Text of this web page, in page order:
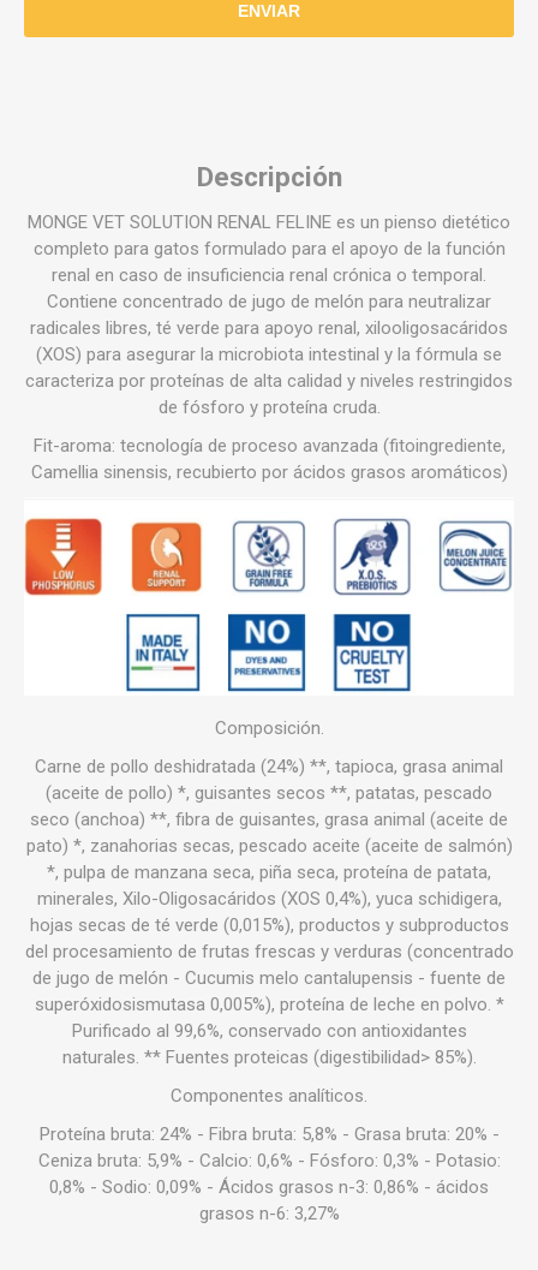
Descripción
MONGE VET SOLUTION RENAL FELINE es un pienso dietético
completo para gatos formulado para el apoyo de la función
renal en caso de insuficiencia renal crónica o temporal.
Contiene concentrado de jugo de melón para neutralizar
radicales libres, té verde para apoyo renal, xilooligosacáridos
(XOS) para asegurar la microbiota intestinal y la fórmula se
caracteriza por proteínas de alta calidad y niveles restringidos
de fósforo y proteína cruda.
Fit-aroma: tecnología de proceso avanzada (fitoingrediente,
Camellia sinensis, recubierto por ácidos grasos aromáticos)
Composición.
Carne de pollo deshidratada (24%) **, tapioca, grasa animal
(aceite de pollo) *, guisantes secos **, patatas, pescado
seco (anchoa) **, fibra de guisantes, grasa animal (aceite de
pato) *, zanahorias secas, pescado aceite (aceite de salmón)
*, pulpa de manzana seca, piña seca, proteína de patata,
minerales, Xilo-Oligosacáridos (XOS 0,4%), yuca schidigera,
hojas secas de té verde (0,015%), productos y subproductos
del procesamiento de frutas frescas y verduras (concentrado
de jugo de melón - Cucumis melo cantalupensis - fuente de
superóxidosismutasa 0,005%), proteína de leche en polvo. *
Purificado al 99,6%, conservado con antioxidantes
naturales. ** Fuentes proteicas (digestibilidad> 85%).
Componentes analíticos.
Proteína bruta: 24% - Fibra bruta: 5,8% - Grasa bruta: 20% -
Ceniza bruta: 5,9% - Calcio: 0,6% - Fósforo: 0,3% - Potasio:
0,8% - Sodio: 0,09% - Ácidos grasos n-3: 0,86% - ácidos
grasos n-6: 3,27%